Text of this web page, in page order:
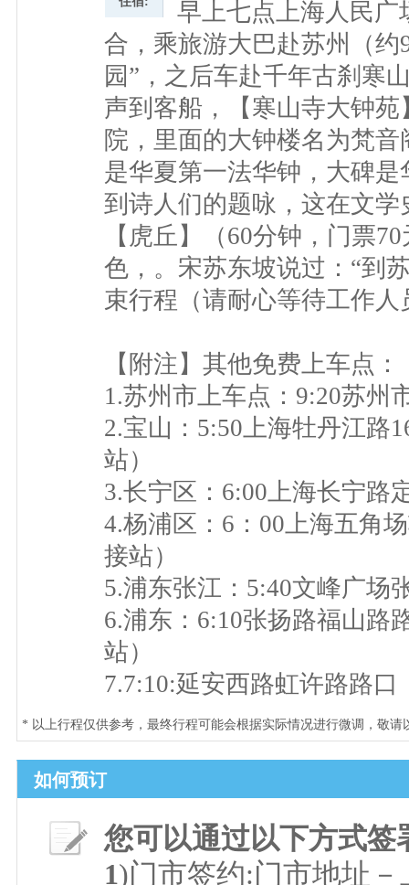
早上七点上海人民广
合，乘旅游大巴赴苏州（
园”，之后车赴千年古刹寒
声到客船，【寒山寺大钟
院，里面的大钟楼名为梵
是华夏第一法华钟，大碑
到诗人们的题咏，这在文
【虎丘】（60分钟，门票
色，。宋苏东坡说过：“到
束行程（请耐心等待工作人
【附注】其他免费上车点：
1.苏州市上车点：9:20苏州
2.宝山：5:50上海牡丹江路
站）
3.长宁区：6:00上海长宁路
4.杨浦区：6：00上海五角
接站）
5.浦东张江：5:40文峰广场
6.浦东：6:10张扬路福山路
站）
7.7:10:延安西路虹许路路口
* 以上行程仅供参考，最终行程可能会根据实际情况进行微调，敬请
如何预订
您可以通过以下方式签
1)门市签约:门市地址